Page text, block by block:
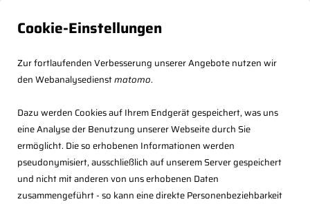
Cookie-Einstellungen
Zur fortlaufenden Verbesserung unserer Angebote nutzen wir
den Webanalysedienstmatomo.
Dazu werden Cookies auf Ihrem Endgerät gespeichert, was uns
eine Analyse der Benutzung unserer Webseite durch Sie
ermöglicht. Die so erhobenen Informationen werden
pseudonymisiert, ausschließlich auf unserem Server gespeichert
und nicht mit anderen von uns erhobenen Daten
zusammengeführt - so kann eine direkte Personenbeziehbarkeit
Die Anmeldung ist nicht mehr möglich, weil die Frist
abgelaufen ist.